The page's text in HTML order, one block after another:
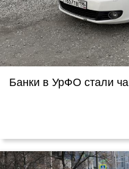
Банки в УрФО стали